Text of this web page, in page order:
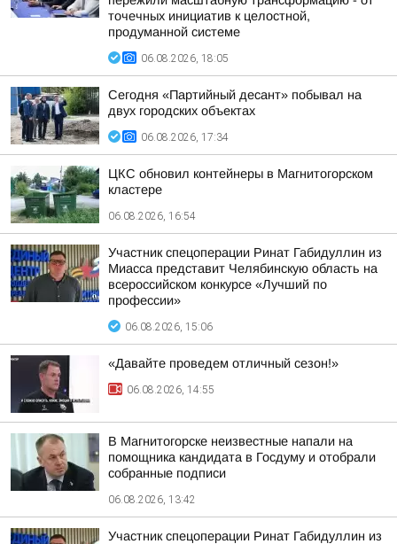
точечных инициатив к целостной,
продуманной системе
06.08.2026, 18:05
Сегодня «Партийный десант» побывал на
двух городских объектах
06.08.2026, 17:34
ЦКС обновил контейнеры в Магнитогорском
кластере
06.08.2026, 16:54
Участник спецоперации Ринат Габидуллин из
Миасса представит Челябинскую область на
всероссийском конкурсе «Лучший по
профессии»
06.08.2026, 15:06
«Давайте проведем отличный сезон!»
06.08.2026, 14:55
В Магнитогорске неизвестные напали на
помощника кандидата в Госдуму и отобрали
собранные подписи
06.08.2026, 13:42
Участник спецоперации Ринат Габидуллин из